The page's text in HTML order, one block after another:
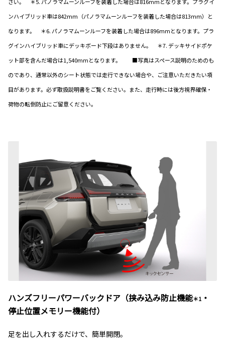
ンハイブリッド車は842mm（パノラマムーンルーフを装着した場合は813mm）と
なります。 ＊6. パノラマムーンルーフを装着した場合は896mmとなります。プラ
グインハイブリッド車にデッキボード下段はありません。 ＊7. デッキサイドポケ
ット部を含んだ場合は1,540mmとなります。 ■写真はスペース説明のためのも
のであり、通常以外のシート状態では走行できない場合や、ご注意いただきたい項
目があります。必ず取扱説明書をご覧ください。また、走行時には後方視界確保・
荷物の転倒防止にご留意ください。
ハンズフリーパワーバックドア（挟み込み防止機能＊1 ・
停止位置メモリー機能付）
足を出し入れするだけで、簡単開閉。